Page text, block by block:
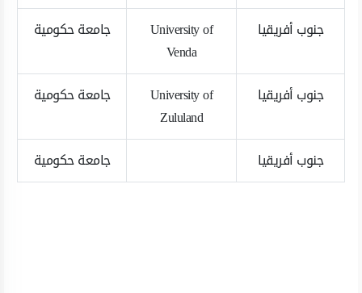
جنوب أفريقيا
University of
Venda
جامعة حكومية
جنوب أفريقيا
University of
Zululand
جامعة حكومية
جنوب أفريقيا جامعة حكومية